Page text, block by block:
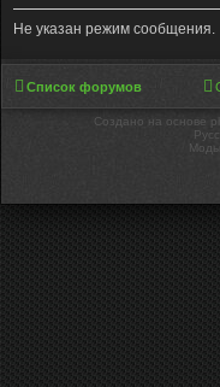
Не указан режим сообщения.
Список форумов
Создано на основе